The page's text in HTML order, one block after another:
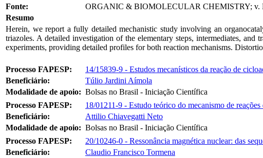
Fonte:
ORGANIC & BIOMOLECULAR CHEMISTRY; v.
Resumo
Herein, we report a fully detailed mechanistic study involving an
triazoles. A detailed investigation of the elementary steps, intermediates,
experiments, providing detailed profiles for both reaction mechanisms.
Processo FAPESP:
14/15839-9 - Estudos mecanísticos da reação de
Beneficiário:
Túlio Jardini Aímola
Modalidade de apoio: Bolsas no Brasil - Iniciação Científica
Processo FAPESP:
18/01211-9 - Estudo teórico do mecanismo de
Beneficiário:
Attilio Chiavegatti Neto
Modalidade de apoio: Bolsas no Brasil - Iniciação Científica
Processo FAPESP:
20/10246-0 - Ressonância magnética nuclear: das
Beneficiário:
Claudio Francisco Tormena